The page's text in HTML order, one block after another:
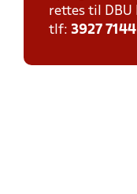
rettes til DBU
tlf: 3927 7144